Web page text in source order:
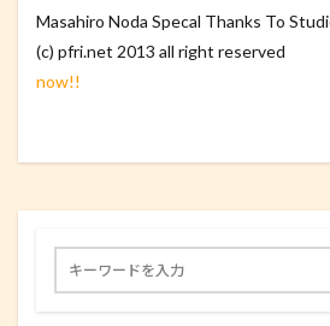
Masahiro Noda Specal Thanks To
(c) pfri.net 2013 all right reserved
now!!